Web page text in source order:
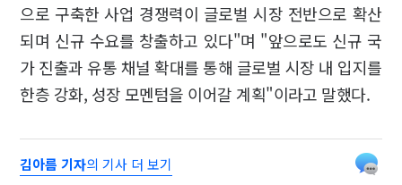
으로 구축한 사업 경쟁력이 글로벌 시장 전반으로 확산
되며 신규 수요를 창출하고 있다"며 "앞으로도 신규 국
가 진출과 유통 채널 확대를 통해 글로벌 시장 내 입지를
한층 강화, 성장 모멘텀을 이어갈 계획"이라고 말했다.
김아름 기자의 기사 더 보기